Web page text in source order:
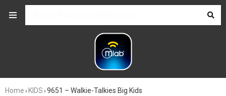
Home › KIDS ›9651 – Walkie-Talkies Big Kids